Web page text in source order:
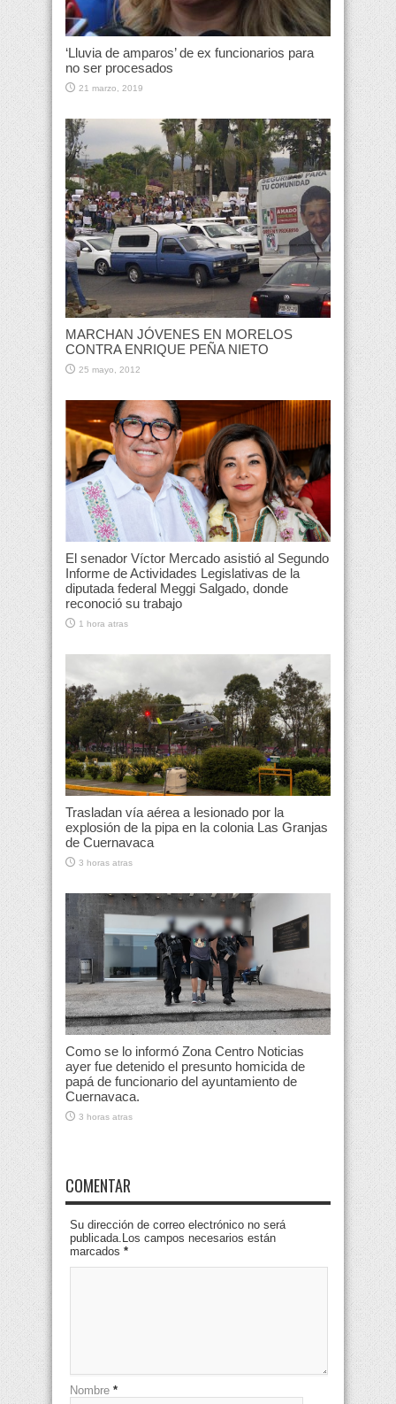
‘Lluvia de amparos’ de ex funcionarios para
no ser procesados
21 marzo, 2019
MARCHAN JÓVENES EN MORELOS
CONTRA ENRIQUE PEÑA NIETO
25 mayo, 2012
El senador Víctor Mercado asistió al Segundo
Informe de Actividades Legislativas de la
diputada federal Meggi Salgado, donde
reconoció su trabajo
1 hora atras
Trasladan vía aérea a lesionado por la
explosión de la pipa en la colonia Las Granjas
de Cuernavaca
3 horas atras
Como se lo informó Zona Centro Noticias
ayer fue detenido el presunto homicida de
papá de funcionario del ayuntamiento de
Cuernavaca.
3 horas atras
COMENTAR
Su dirección de correo electrónico no será
publicada.Los campos necesarios están
marcados *
Nombre *